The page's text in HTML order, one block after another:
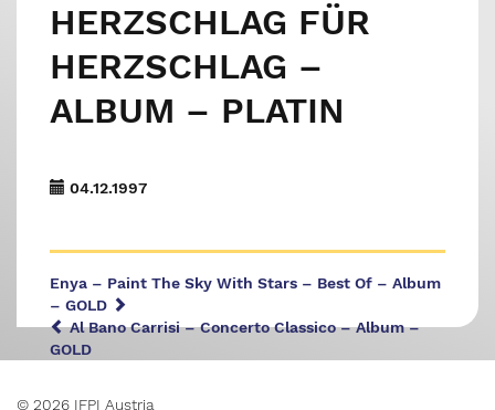
HERZSCHLAG FÜR
HERZSCHLAG –
ALBUM – PLATIN
04.12.1997
Enya – Paint The Sky With Stars – Best Of – Album
– GOLD
Al Bano Carrisi – Concerto Classico – Album –
GOLD
© 2026 IFPI Austria